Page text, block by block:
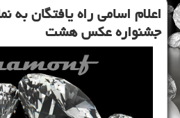
اعلام اسامی راه یافتگان به
جشنواره عكس هشت